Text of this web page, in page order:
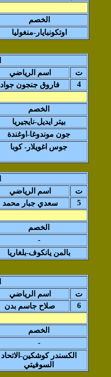
الخصم
اوتكونبايار-منغوليا
اسم الرياضي
ت
فاروق جنجون جواد
4
الخصم
بيتر ايديل-نايجيريا
جون موندوغا-اوغندة
جوس اغويلار- كوبا
اسم الرياضي
ت
سعدي جبار محمد
5
الخصم
-
بالمن يانكوف-بلغاريا
اسم الرياضي
ت
صلاح جاسم بدن
6
الخصم
-
الكسندر كوشكين-الاتحاد
السوفيتي